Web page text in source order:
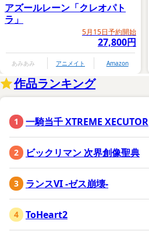
アズールレーン「クレオパト
ラ」
5月15日予約開始
27,800円
あみあみ アニメイト Amazon
作品ランキング
一騎当千 XTREME XECUTOR
ビックリマン 次界創像聖典
ランスVI -ゼス崩壊-
ToHeart2